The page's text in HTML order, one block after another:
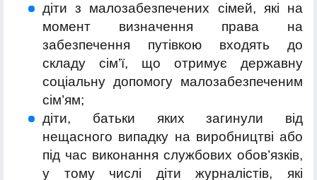
діти з малозабезпечених сімей, які на
момент визначення права на
забезпечення путівкою входять до
складу сім’ї, що отримує державну
соціальну допомогу малозабезпеченим
сім’ям;
діти, батьки яких загинули від
нещасного випадку на виробництві або
під час виконання службових обов’язків,
у тому числі діти журналістів, які